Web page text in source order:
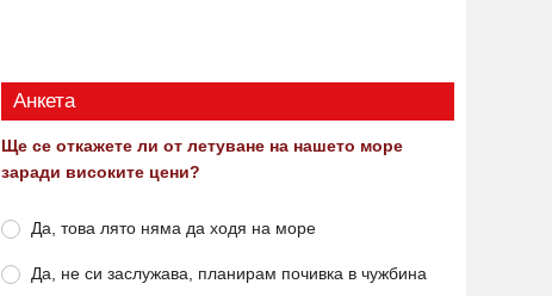
Анкета
Ще се откажете ли от летуване на нашето море
заради високите цени?
Да, това лято няма да ходя на море
Да, не си заслужава, планирам почивка в чужбина